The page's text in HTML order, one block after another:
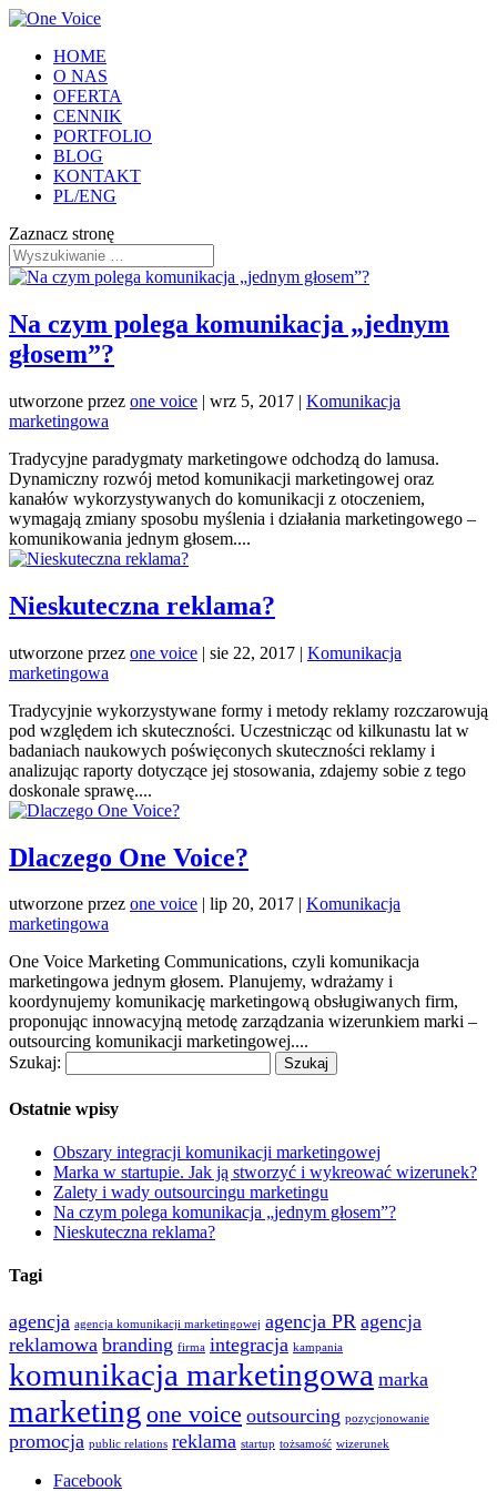
HOME
O NAS
OFERTA
CENNIK
PORTFOLIO
BLOG
KONTAKT
PL/ENG
Zaznacz stronę
Na czym polega komunikacja „jednym
głosem”?
utworzone przez one voice | wrz 5, 2017 | Komunikacja
marketingowa
Tradycyjne paradygmaty marketingowe odchodzą do lamusa.
Dynamiczny rozwój metod komunikacji marketingowej oraz
kanałów wykorzystywanych do komunikacji z otoczeniem,
wymagają zmiany sposobu myślenia i działania marketingowego –
komunikowania jednym głosem....
Nieskuteczna reklama?
utworzone przez one voice | sie 22, 2017 | Komunikacja
marketingowa
Tradycyjnie wykorzystywane formy i metody reklamy rozczarowują
pod względem ich skuteczności. Uczestnicząc od kilkunastu lat w
badaniach naukowych poświęconych skuteczności reklamy i
analizując raporty dotyczące jej stosowania, zdajemy sobie z tego
doskonale sprawę....
Dlaczego One Voice?
utworzone przez one voice | lip 20, 2017 | Komunikacja
marketingowa
One Voice Marketing Communications, czyli komunikacja
marketingowa jednym głosem. Planujemy, wdrażamy i
koordynujemy komunikację marketingową obsługiwanych firm,
proponując innowacyjną metodę zarządzania wizerunkiem marki –
outsourcing komunikacji marketingowej....
Szukaj:
Ostatnie wpisy
Obszary integracji komunikacji marketingowej
Marka w startupie. Jak ją stworzyć i wykreować wizerunek?
Zalety i wady outsourcingu marketingu
Na czym polega komunikacja „jednym głosem”?
Nieskuteczna reklama?
Tagi
agencja agencja komunikacji marketingowej agencja PR agencja
reklamowa branding firma integracja kampania
komunikacja marketingowa marka
marketing one voice outsourcing pozycjonowanie
promocja public relations reklama startup tożsamość wizerunek
Facebook